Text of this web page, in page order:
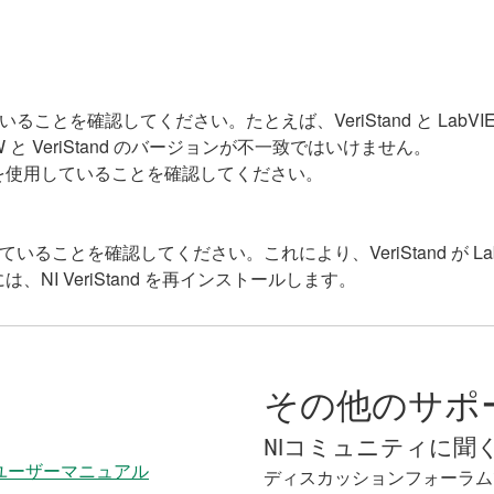
ることを確認してください。たとえば、VeriStand と
VeriStand のバージョンが不一致ではいけません。
用していることを確認してください。
いることを確認してください。これにより、VeriStand が
、NI VeriStand を再インストールします。
ーザーマニュアル
その他のサ
NIコミュニティに聞
ディスカッションフォーラ